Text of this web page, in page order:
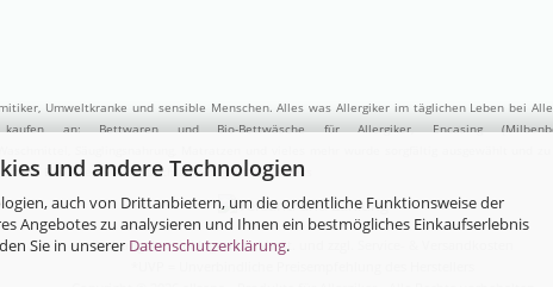
und andere Technologien
auch von Drittanbietern, um die ordentliche Funktionsweise der
Angebotes zu analysieren und Ihnen ein bestmögliches Einkaufserlebnis
Sie in unserer Datenschutzerklärung.
Umweltkranke und sensible Menschen. Alles was Allergiker im täglichen Leben bei
kaufen an:BettwarenundBio-Bettwäschefür Allergiker,Encasing
Besuchen Sie uns auch aufGoogle My Business
Preisangaben inkl. gesetzl. MwSt. und zzgl. Service- & Versandkosten